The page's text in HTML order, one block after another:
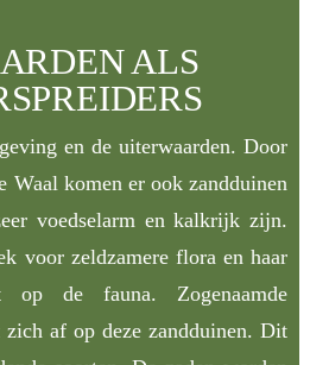
ALS
en de uiterwaarden. Door
Waal komen er ook zandduinen
voedselarm en kalkrijk zijn.
voor zeldzamere flora en haar
op de fauna. Zogenaamde
zich af op deze zandduinen. Dit